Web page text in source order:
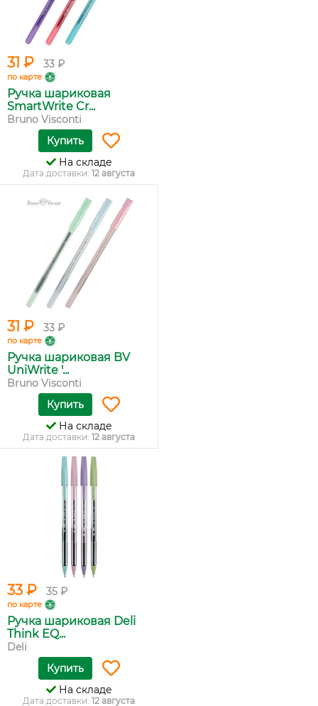
31 ₽ 33 ₽
по карте
Ручка шариковая
SmartWrite Cr...
Bruno Visconti
Купить
На складе
Дата доставки: 12 августа
31 ₽ 33 ₽
по карте
Ручка шариковая BV
UniWrite '...
Bruno Visconti
Купить
На складе
Дата доставки: 12 августа
33 ₽ 35 ₽
по карте
Ручка шариковая Deli
Think EQ...
Deli
Купить
На складе
Дата доставки: 12 августа